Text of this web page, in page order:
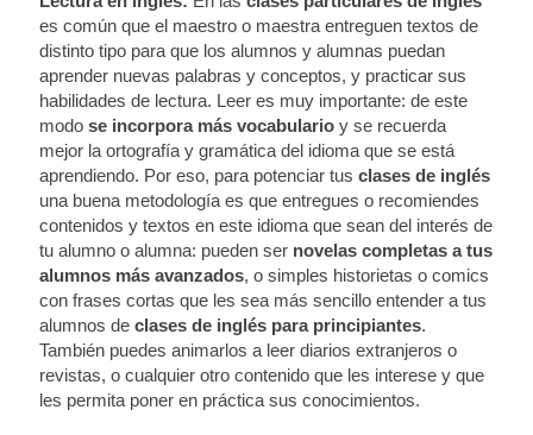
es común que el maestro o maestra entreguen textos de
distinto tipo para que los alumnos y alumnas puedan
aprender nuevas palabras y conceptos, y practicar sus
habilidades de lectura. Leer es muy importante: de este
modo se incorpora más vocabulario y se recuerda
mejor la ortografía y gramática del idioma que se está
aprendiendo. Por eso, para potenciar tus clases de inglés
una buena metodología es que entregues o recomiendes
contenidos y textos en este idioma que sean del interés de
tu alumno o alumna: pueden ser novelas completas a tus
alumnos más avanzados, o simples historietas o comics
con frases cortas que les sea más sencillo entender a tus
alumnos de clases de inglés para principiantes.
También puedes animarlos a leer diarios extranjeros o
revistas, o cualquier otro contenido que les interese y que
les permita poner en práctica sus conocimientos.